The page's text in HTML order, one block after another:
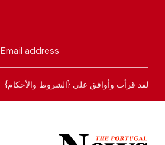
Email address
لقد قرأت وأوافق على {الشروط والأحكام}